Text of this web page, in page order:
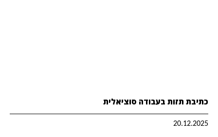
כתיבת תזות בעבודה סוציאלית
20.12.2025